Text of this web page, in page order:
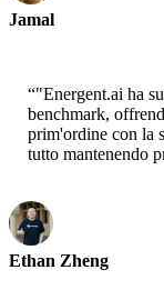
Jamal
“"Energent.ai ha
benchmark,
prim'ordine con la
tutto mantenendo
Ethan Zheng